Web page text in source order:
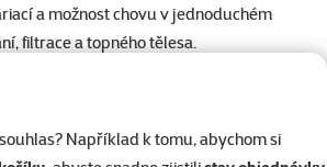
Například k tomu, abychom si
a možnost chovu v jednoduchém
filtrace a topného tělesa.
provedeních s moderními prvky.
design, který byl navržen pro určitý
15 cm.